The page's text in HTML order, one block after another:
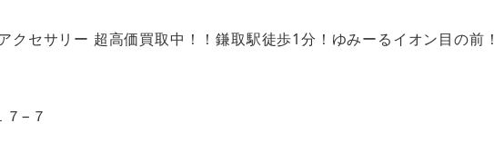
セサリー 超高価買取中！！鎌取駅徒歩1分！ゆみーるイオン目の前！
７−７